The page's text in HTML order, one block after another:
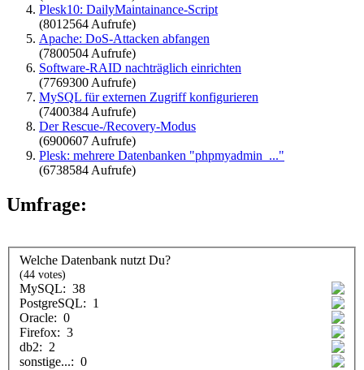
Plesk10: DailyMaintainance-Script
(8012564 Aufrufe)
Apache: DoS-Attacken abfangen
(7800504 Aufrufe)
Software-RAID nachträglich einrichten
(7769300 Aufrufe)
MySQL für externen Zugriff konfigurieren
(7400384 Aufrufe)
Der Rescue-/Recovery-Modus
(6900607 Aufrufe)
Plesk: mehrere Datenbanken "phpmyadmin_..."
(6738584 Aufrufe)
Umfrage:
Welche Datenbank nutzt Du?
(44 votes)
MySQL: 38
PostgreSQL: 1
Oracle: 0
Firefox: 3
db2: 2
sonstige...: 0